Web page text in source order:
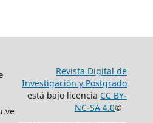
Revista Digital de
Investigación y Postgrado
está bajo licencia CC BY-
NC-SA 4.0©